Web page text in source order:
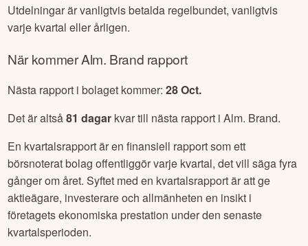
Utdelningar är vanligtvis betalda regelbundet, vanligtvis
varje kvartal eller årligen.
När kommerAlm. Brand rapport
Nästa rapport i bolaget kommer:28 Oct.
Det är altså81 dagar kvar till nästa rapport iAlm. Brand.
En kvartalsrapport är en finansiell rapport som ett
börsnoterat bolag offentliggör varje kvartal, det vill säga fyra
gånger om året. Syftet med en kvartalsrapport är att ge
aktieägare, investerare och allmänheten en insikt i
företagets ekonomiska prestation under den senaste
kvartalsperioden.